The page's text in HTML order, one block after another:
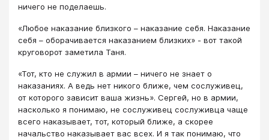
ничего не поделаешь.
«Любое наказание близкого – наказание себя. Наказание
себя – оборачивается наказанием близких» - вот такой
круговорот заметила Таня.
«Тот, кто не служил в армии – ничего не знает о
наказаниях. А ведь нет никого ближе, чем сослуживец,
от которого зависит ваша жизнь». Сергей, но в армии,
насколько я понимаю, не сослуживец сослуживца чаще
всего наказывает, тот, который ближе, а скорее
начальство наказывает вас всех. И я так понимаю, что